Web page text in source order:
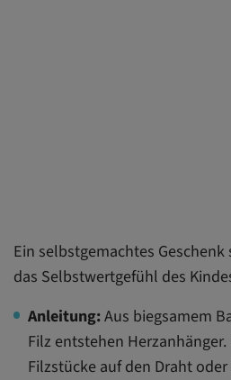
Ein selbstgemachtes
das Selbstwertgefühl des
Anleitung:Aus biegsamem
Filz entstehen
Filzstücke auf den Draht